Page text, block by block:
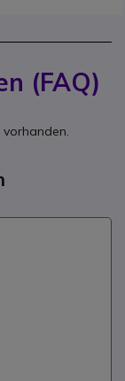
(FAQ)